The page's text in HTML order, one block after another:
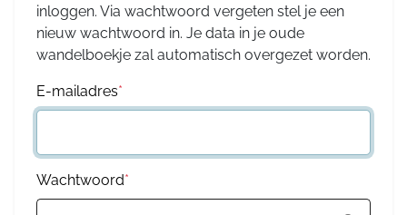
inloggen. Via wachtwoord vergeten stel je een
nieuw wachtwoord in. Je data in je oude
wandelboekje zal automatisch overgezet worden.
E-mailadres*
Wachtwoord*